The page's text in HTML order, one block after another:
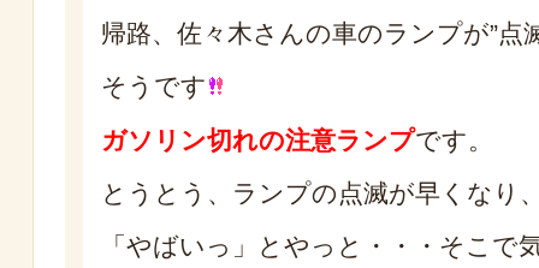
帰路、佐々木さんの車のランプが”点
そうです
ガソリン切れの注意ランプです。
とうとう、ランプの点滅が早くなり
「やばいっ」とやっと・・・そこで